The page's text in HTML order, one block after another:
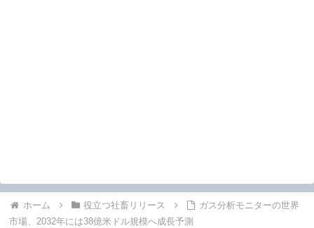
ホーム 役立つ社畜リリース
ガス分析モニターの世界
市場、2032年には38億米ドル規模へ成長予測